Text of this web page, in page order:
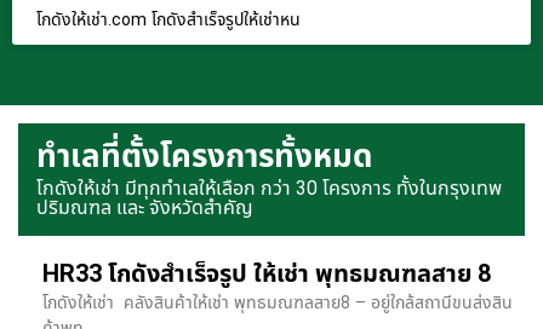
โกดังให้เช่า.com โกดังสำเร็จรูปให้เช่าหน
ทำเลที่ตั้งโครงการทั้งหมด
โกดังให้เช่า มีทุกทำเลให้เลือก กว่า 30 โครงการ ทั้งในกรุงเทพ
ปริมณฑล และ จังหวัดสำคัญ
HR33 โกดังสำเร็จรูป ให้เช่า พุทธมณฑลสาย 8
โกดังให้เช่า คลังสินค้าให้เช่า พุทธมณฑลสาย8 – อยู่ใกล้สถานีขนส่งสิน